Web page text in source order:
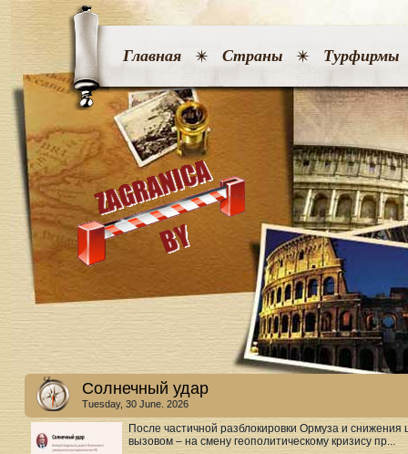
Главная Страны Турфирмы
Солнечный удар
Tuesday, 30 June. 2026
После частичной разблокировки Ормуза и
вызовом – на смену геополитическому кризису пр...